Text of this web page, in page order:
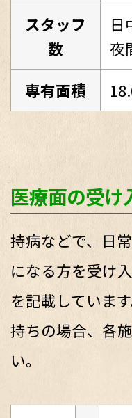
スタッフ
数
日
夜
専有面積
医療面の受け
持病などで、日
になる方を受け
を記載していま
持ちの場合、各
い。